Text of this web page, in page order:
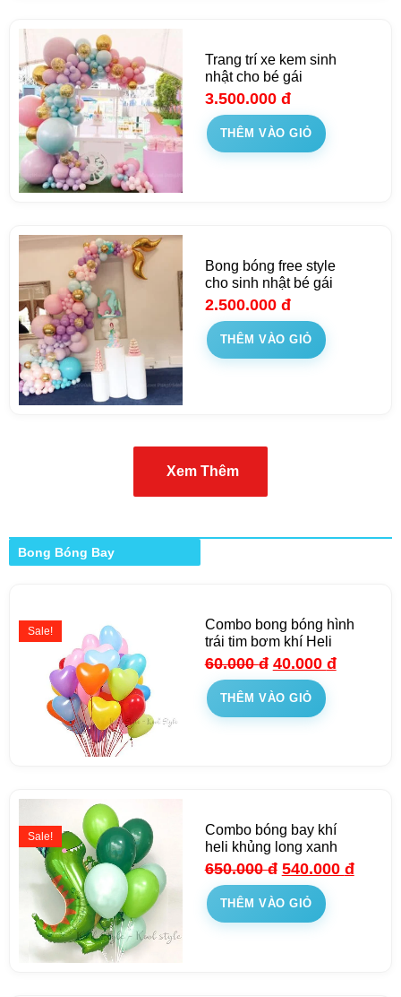
Trang trí xe kem sinh
nhật cho bé gái
3.500.000 đ
THÊM VÀO GIỎ
Bong bóng free style
cho sinh nhật bé gái
2.500.000 đ
THÊM VÀO GIỎ
Xem Thêm
Bong Bóng Bay
Sale!
Combo bong bóng hình
trái tim bơm khí Heli
60.000đ 40.000 đ
THÊM VÀO GIỎ
Sale!
Combo bóng bay khí
heli khủng long xanh
650.000đ 540.000 đ
THÊM VÀO GIỎ